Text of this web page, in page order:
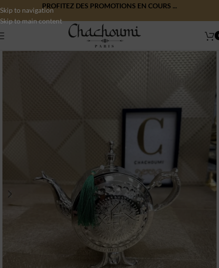
Skip to navigation
Skip to main content
PROFITEZ DES PROMOTIONS EN COURS ...